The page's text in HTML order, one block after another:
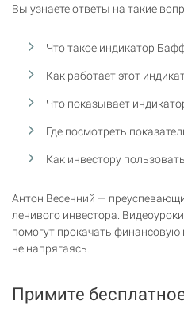
Вы узнаете ответы на такие
Что такое индикатор
Как работает этот
Что показывает
Где посмотреть
Как инвестору
Антон Весенний —
ленивого инвестора.
помогут прокачать финансовую
не напрягаясь.
Примите